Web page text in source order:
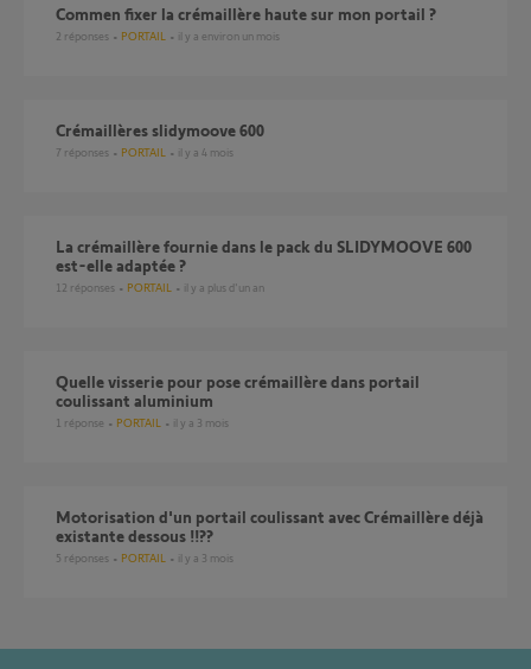
Commen fixer la crémaillère haute sur mon portail ?
2 réponses PORTAIL il y a environ un mois
crémaillères slidymoove 600
7 réponses PORTAIL il y a 4 mois
la crémaillère fournie dans le pack du SLIDYMOOVE 600
est-elle adaptée ?
12 réponses PORTAIL il y a plus d'un an
Quelle visserie pour pose crémaillère dans portail
coulissant aluminium
1 réponse PORTAIL il y a 3 mois
Motorisation d'un portail coulissant avec Crémaillère déjà
existante dessous !!??
5 réponses PORTAIL il y a 3 mois